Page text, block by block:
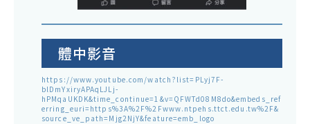
體中影音
https://www.youtube.com/watch?list=PLyj7F-
blDmYxiryAPAqLJLj-
hPMqaUKDK&time_continue=1&v=QFWTd08M8do&embeds_ref
erring_euri=https%3A%2F%2Fwww.ntpehs.ttct.edu.tw%2F&
source_ve_path=Mjg2NjY&feature=emb_logo